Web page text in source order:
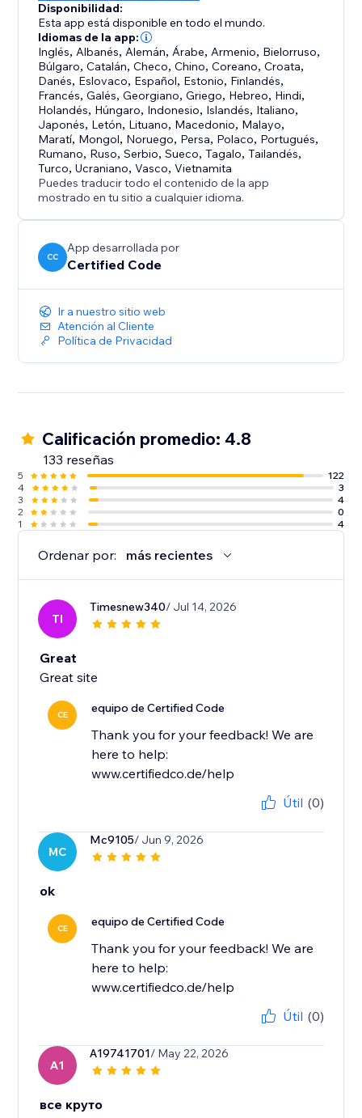
Disponibilidad:
Esta app está disponible en todo el mundo.
Idiomas de la app:
Inglés, Albanés, Alemán, Árabe, Armenio, Bielorruso,
Búlgaro,Catalán,Checo,Chino,Coreano,Croata,
Danés, Eslovaco, Español, Estonio, Finlandés,
Francés,Galés,Georgiano,Griego, Hebreo, Hindi,
Holandés, Húngaro, Indonesio, Islandés, Italiano,
Japonés, Letón, Lituano, Macedonio, Malayo,
Maratí, Mongol, Noruego, Persa, Polaco, Portugués,
Rumano, Ruso,Serbio,Sueco,Tagalo,Tailandés,
Turco,Ucraniano,Vasco,Vietnamita
Puedes traducir todo el contenido de la app
mostrado en tu sitio a cualquier idioma.
CC
App desarrollada por
Certified Code
Ir a nuestro sitio web
Atención al Cliente
Política de Privacidad
Calificación promedio: 4.8
133 reseñas
5
122
4
3
3
4
2
0
1
4
Ordenar por: más recientes
TI
Timesnew340/ Jul 14, 2026
Great
Great site
CE equipo de Certified Code
Thank you for your feedback! We are
here to help:
www.certifiedco.de/help
Útil (0)
MC
Mc9105/ Jun 9, 2026
ok
CE equipo de Certified Code
Thank you for your feedback! We are
here to help:
www.certifiedco.de/help
Útil (0)
A1
A19741701/ May 22, 2026
все круто